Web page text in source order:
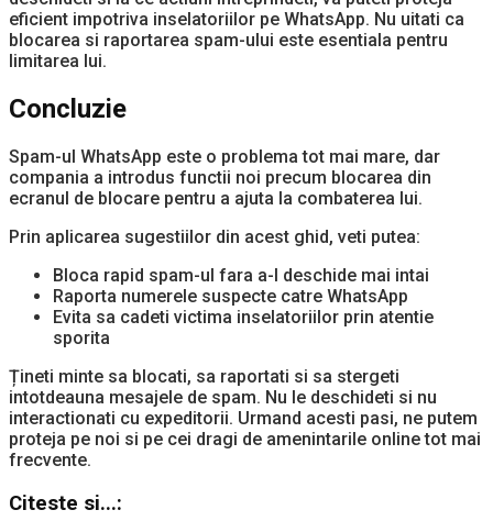
eficient impotriva inselatoriilor pe WhatsApp. Nu uitati ca
blocarea si raportarea spam-ului este esentiala pentru
limitarea lui.
Concluzie
Spam-ul WhatsApp este o problema tot mai mare, dar
compania a introdus functii noi precum blocarea din
ecranul de blocare pentru a ajuta la combaterea lui.
Prin aplicarea sugestiilor din acest ghid, veti putea:
Bloca rapid spam-ul fara a-l deschide mai intai
Raporta numerele suspecte catre WhatsApp
Evita sa cadeti victima inselatoriilor prin atentie
sporita
Țineti minte sa blocati, sa raportati si sa stergeti
intotdeauna mesajele de spam. Nu le deschideti si nu
interactionati cu expeditorii. Urmand acesti pasi, ne putem
proteja pe noi si pe cei dragi de amenintarile online tot mai
frecvente.
Citeste si...: